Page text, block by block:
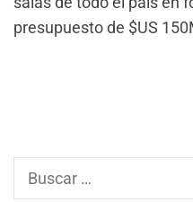
presupuesto de $US
Buscar: